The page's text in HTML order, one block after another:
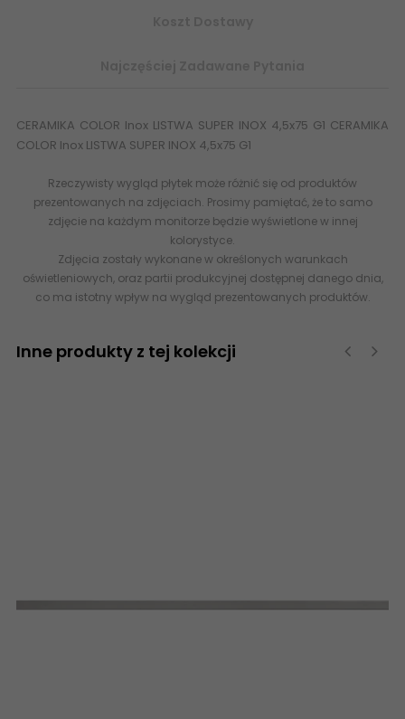
CERAMIKA COLOR Inox LISTWA SUPER INOX 4,5x75 G1 CERAMIKA
COLOR Inox LISTWA SUPER INOX 4,5x75 G1
Rzeczywisty wygląd płytek może różnić się od produktów
prezentowanych na zdjęciach. Prosimy pamiętać, że to samo
zdjęcie na każdym monitorze będzie wyświetlone w innej
kolorystyce.
Zdjęcia zostały wykonane w określonych warunkach
oświetleniowych, oraz partii produkcyjnej dostępnej danego dnia,
co ma istotny wpływ na wygląd prezentowanych produktów.
Inne produkty z tej kolekcji